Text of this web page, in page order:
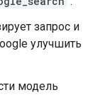
запрос и
улучшить
модель